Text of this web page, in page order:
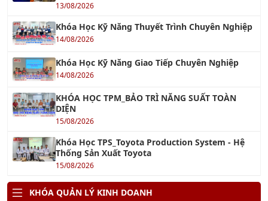
13/08/2026
Khóa Học Kỹ Năng Thuyết Trình Chuyên Nghiệp
14/08/2026
Khóa Học Kỹ Năng Giao Tiếp Chuyên Nghiệp
14/08/2026
KHÓA HỌC TPM_BẢO TRÌ NĂNG SUẤT TOÀN
DIỆN
15/08/2026
Khóa Học TPS_Toyota Production System - Hệ
Thống Sản Xuất Toyota
15/08/2026
KHÓA QUẢN LÝ KINH DOANH